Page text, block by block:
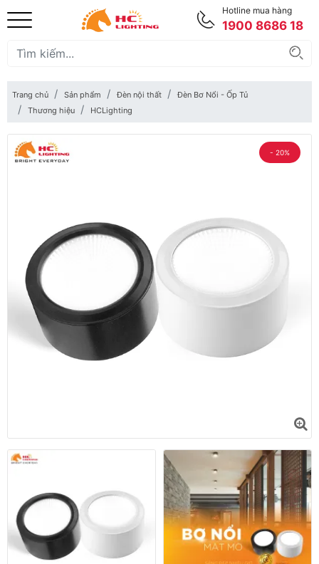
Hotline mua hàng
1900 8686 18
Trang chủ Sản phẩm Đèn nội thất
Đèn Bơ Nổi - Ốp Tủ
Thương hiệu
HCLighting
- 20%